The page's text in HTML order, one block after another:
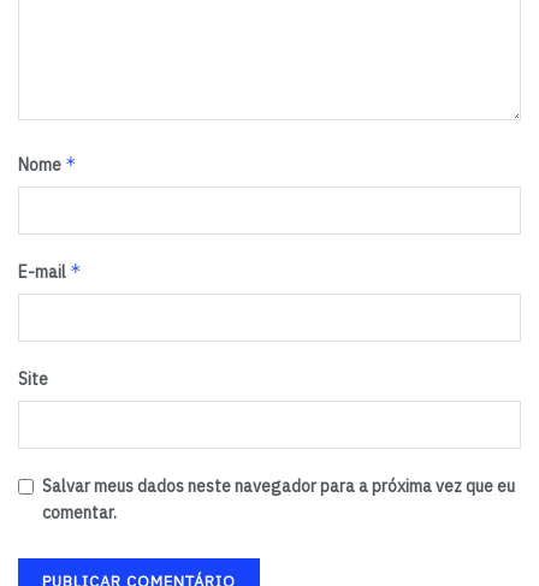
importações, alcançou US$ 9, 83 bilhões, com uma
retração de 10,6%.
Nome *
E-mail *
Site
Salvar meus dados neste navegador para a próxima vez que eu
comentar.